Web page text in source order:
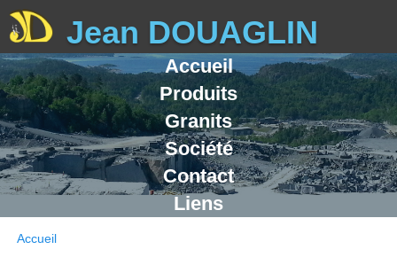
Jean DOUAGLIN
Fabricant
Accueil
Produits
Granits
Société
Contact
Liens
Accueil